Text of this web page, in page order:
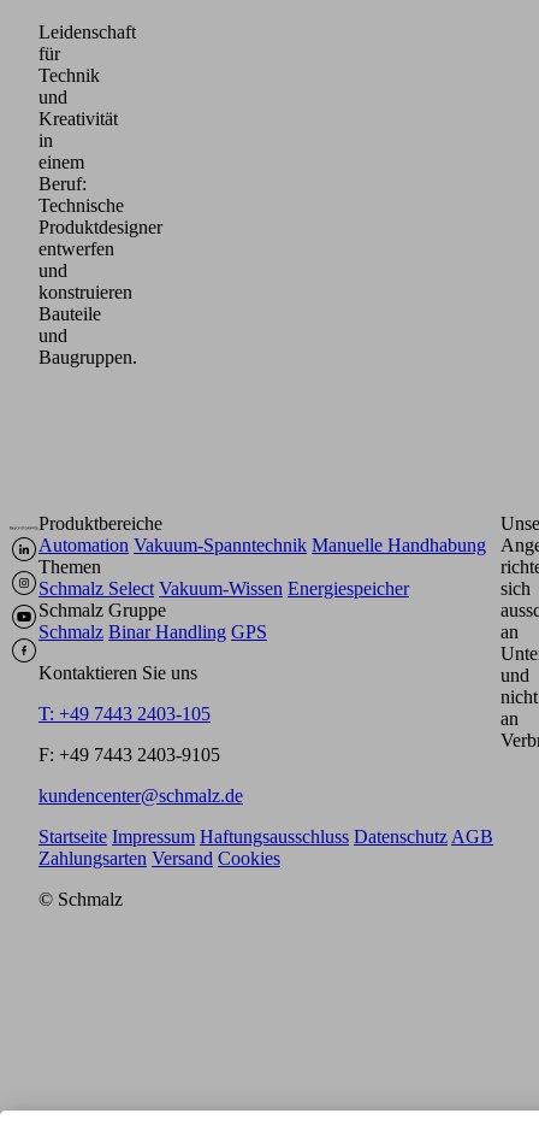
Leidenschaft
für
Technik
und
Kreativität
in
einem
Beruf:
Technische
Produktdesigner
entwerfen
und
konstruieren
Bauteile
und
Baugruppen.
Produktbereiche
Automation Vakuum-Spanntechnik Manuelle Handhabung
Themen
Schmalz Select Vakuum-Wissen Energiespeicher
Schmalz Gruppe
Schmalz Binar Handling GPS
Kontaktieren Sie uns
T: +49 7443 2403-105
F: +49 7443 2403-9105
kundencenter@schmalz.de
sich
an
und
nicht
an
Startseite Impressum Haftungsausschluss Datenschutz AGB
Zahlungsarten Versand Cookies
© Schmalz